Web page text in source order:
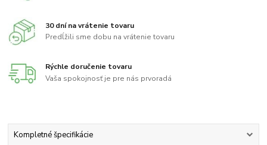
30 dní na vrátenie tovaru
Predĺžili sme dobu na vrátenie tovaru
Rýchle doručenie tovaru
Vaša spokojnosť je pre nás prvoradá
Kompletné špecifikácie